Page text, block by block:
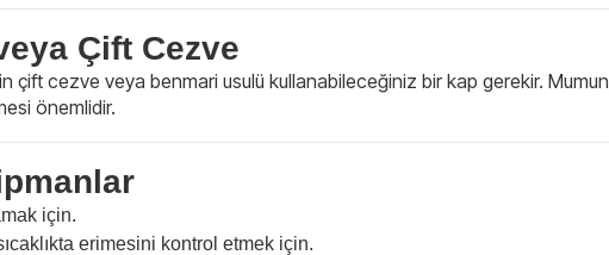
Çift Cezve
çift cezve veya benmari usulü kullanabileceğiniz bir kap gerekir. Mumun
önemlidir.
için.
erimesini kontrol etmek için.